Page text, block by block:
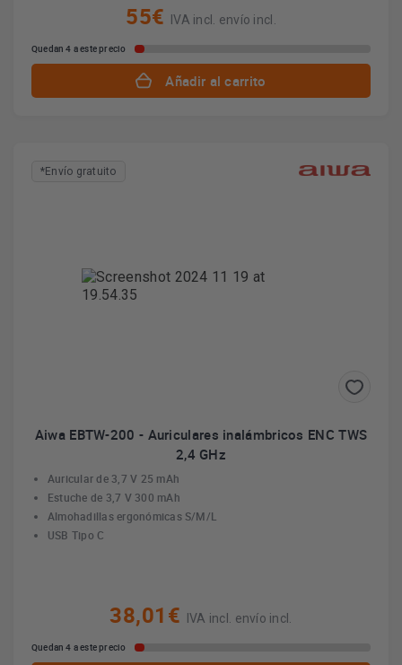
55€ IVA incl. envío incl.
Quedan 4 a este precio
Añadir al carrito
*Envío gratuito
Aiwa EBTW-200 - Auriculares inalámbricos ENC TWS
2,4 GHz
Auricular de 3,7 V 25 mAh
Estuche de 3,7 V 300 mAh
Almohadillas ergonómicas S/M/L
USB Tipo C
38,01€ IVA incl. envío incl.
Quedan 4 a este precio